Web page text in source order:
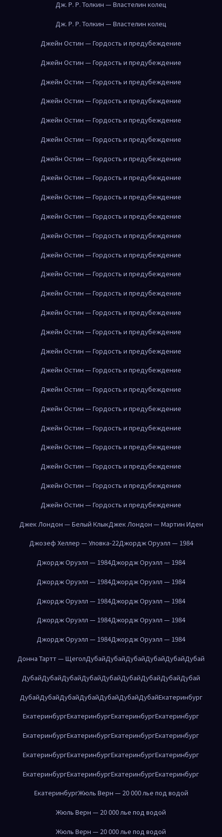
Дж. Р. Р. Толкин — Властелин колец
Дж. Р. Р. Толкин — Властелин колец
Джейн Остин — Гордость и предубеждение
Джейн Остин — Гордость и предубеждение
Джейн Остин — Гордость и предубеждение
Джейн Остин — Гордость и предубеждение
Джейн Остин — Гордость и предубеждение
Джейн Остин — Гордость и предубеждение
Джейн Остин — Гордость и предубеждение
Джейн Остин — Гордость и предубеждение
Джейн Остин — Гордость и предубеждение
Джейн Остин — Гордость и предубеждение
Джейн Остин — Гордость и предубеждение
Джейн Остин — Гордость и предубеждение
Джейн Остин — Гордость и предубеждение
Джейн Остин — Гордость и предубеждение
Джейн Остин — Гордость и предубеждение
Джейн Остин — Гордость и предубеждение
Джейн Остин — Гордость и предубеждение
Джейн Остин — Гордость и предубеждение
Джейн Остин — Гордость и предубеждение
Джейн Остин — Гордость и предубеждение
Джейн Остин — Гордость и предубеждение
Джейн Остин — Гордость и предубеждение
Джейн Остин — Гордость и предубеждение
Джейн Остин — Гордость и предубеждение
Джейн Остин — Гордость и предубеждение
Джек Лондон — Белый КлыкДжек Лондон — Мартин Иден
Джозеф Хеллер — Уловка-22Джордж Оруэлл — 1984
Джордж Оруэлл — 1984Джордж Оруэлл — 1984
Джордж Оруэлл — 1984Джордж Оруэлл — 1984
Джордж Оруэлл — 1984Джордж Оруэлл — 1984
Джордж Оруэлл — 1984Джордж Оруэлл — 1984
Джордж Оруэлл — 1984Джордж Оруэлл — 1984
Донна Тартт — ЩеголДубайДубайДубайДубайДубайДубай
ДубайДубайДубайДубайДубайДубайДубайДубайДубай
ДубайДубайДубайДубайДубайДубайДубайЕкатеринбург
ЕкатеринбургЕкатеринбургЕкатеринбургЕкатеринбург
ЕкатеринбургЕкатеринбургЕкатеринбургЕкатеринбург
ЕкатеринбургЕкатеринбургЕкатеринбургЕкатеринбург
ЕкатеринбургЕкатеринбургЕкатеринбургЕкатеринбург
ЕкатеринбургЖюль Верн — 20 000 лье под водой
Жюль Верн — 20 000 лье под водой
Жюль Верн — 20 000 лье под водой